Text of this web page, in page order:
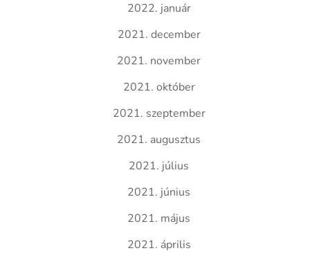
2022. január
2021. december
2021. november
2021. október
2021. szeptember
2021. augusztus
2021. július
2021. június
2021. május
2021. április